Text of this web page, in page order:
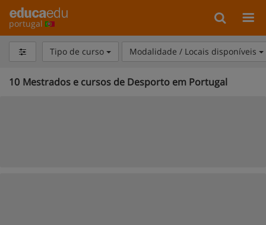
portugal
Tipo de curso Modalidade / Locais disponíveis
10 Mestrados e cursos de Desporto em Portugal